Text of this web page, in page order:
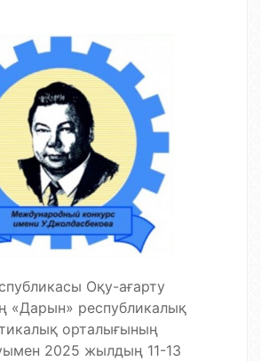
Оқу-ағарту
«Дарын» республикалық
орталығының
2025 жылдың 11-13